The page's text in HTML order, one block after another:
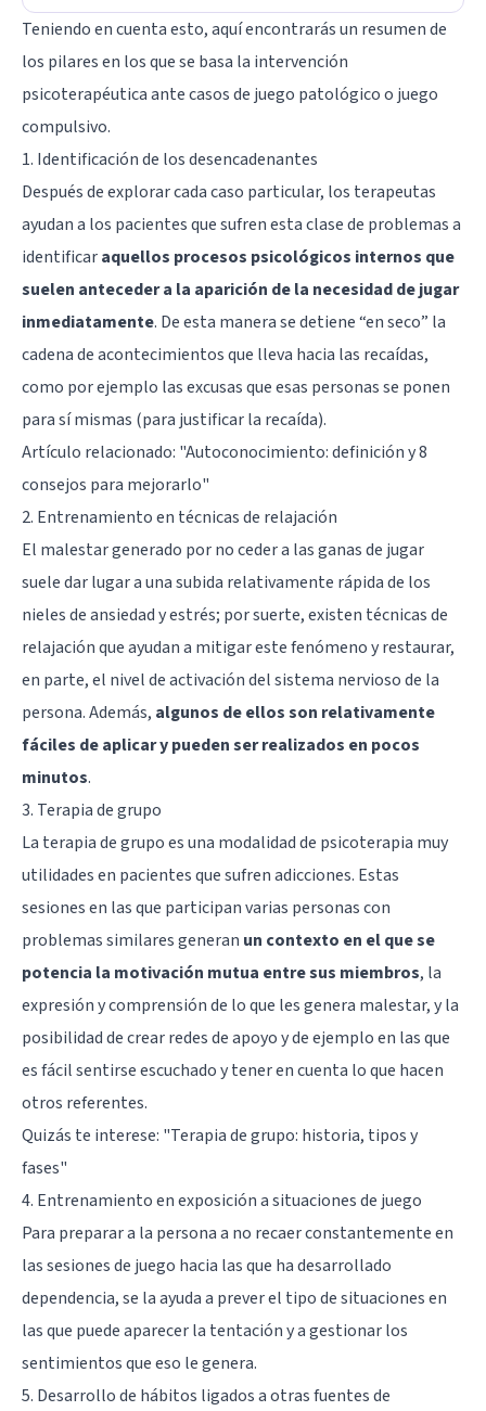
Teniendo en cuenta esto, aquí encontrarás un resumen de
los pilares en los que se basa la intervención
psicoterapéutica ante casos de juego patológico o juego
compulsivo.
1. Identificación de los desencadenantes
Después de explorar cada caso particular, los terapeutas
ayudan a los pacientes que sufren esta clase de problemas a
identificaraquellos procesos psicológicos internos que
suelen anteceder a la aparición de la necesidad de jugar
inmediatamente. De esta manera se detiene “en seco” la
cadena de acontecimientos que lleva hacia las recaídas,
como por ejemplo las excusas que esas personas se ponen
para sí mismas (para justificar la recaída).
Artículo relacionado: "Autoconocimiento: definición y 8
consejos para mejorarlo"
2. Entrenamiento en técnicas de relajación
El malestar generado por no ceder a las ganas de jugar
suele dar lugar a una subida relativamente rápida de los
nieles de ansiedad y estrés; por suerte, existen técnicas de
relajación que ayudan a mitigar este fenómeno y restaurar,
en parte, el nivel de activación del sistema nervioso de la
persona. Además, algunos de ellos son relativamente
fáciles de aplicar y pueden ser realizados en pocos
minutos.
3. Terapia de grupo
La terapia de grupo es una modalidad de psicoterapia muy
utilidades en pacientes que sufren adicciones. Estas
sesiones en las que participan varias personas con
problemas similares generan un contexto en el que se
potencia la motivación mutua entre sus miembros, la
expresión y comprensión de lo que les genera malestar, y la
posibilidad de crear redes de apoyo y de ejemplo en las que
es fácil sentirse escuchado y tener en cuenta lo que hacen
otros referentes.
Quizás te interese: "Terapia de grupo: historia, tipos y
fases"
4. Entrenamiento en exposición a situaciones de juego
Para preparar a la persona a no recaer constantemente en
las sesiones de juego hacia las que ha desarrollado
dependencia, se la ayuda a prever el tipo de situaciones en
las que puede aparecer la tentación y a gestionar los
sentimientos que eso le genera.
5. Desarrollo de hábitos ligados a otras fuentes de